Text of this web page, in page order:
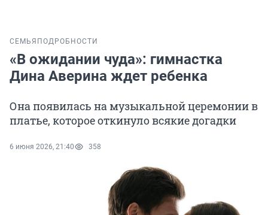
СЕМЬЯ ПОДРОБНОСТИ
«В ожидании чуда»: гимнастка
Дина Аверина ждет ребенка
Она появилась на музыкальной церемонии в
платье, которое откинуло всякие догадки
6 июня 2026, 21:40 358